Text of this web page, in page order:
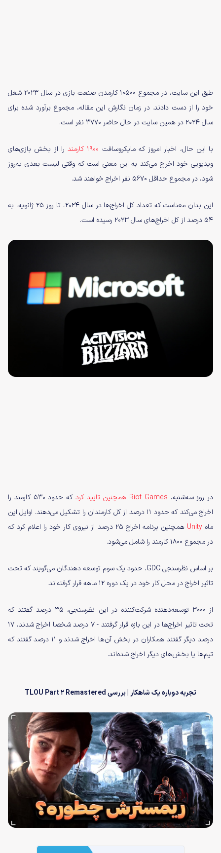
طبق این سایت، در مجموع ۱۰۵۰۰ کارمدن صنعت بازی در سال ۲۰۲۳ شغل
خود را از دست دادند. در زمان نگارش این مقاله، مجموع برآورد شده برای
سال ۲۰۲۴ در همین سایت در حال حاضر ۳۷۷۰ نفر است.
با این حال، اخبار امروز که مایکروسافت ۱۹۰۰ کارمند
را از بخش بازی‌های
ویدیویی خود اخراج می‌کند به این معنی است که وقتی لیست بعدی به‌روز
شود، در مجموع حداقل ۵۶۷۰ نفر اخراج خواهند شد.
این بدان معناست که تعداد کل اخراج‌ها در سال ۲۰۲۴، تا روز ۲۵ ژانویه، به
۵۴ درصد از کل اخراج‌های سال ۲۰۲۳ رسیده است.
در روز سه‌شنبه، Riot Games همچنین تایید کرد
که حدود ۵۳۰ کارمند را
اخراج می‌کند که حدود ۱۱ درصد از کل کارمندان را تشکیل می‌دهند. اوایل این
ماهUnity
همچنین برنامه‌ اخراج ۲۵ درصد از نیروی کار خود را اعلام کرد که
در مجموع ۱۸۰۰ کارمند را شامل می‌شود.
بر اساس نظرسنجی GDC، حدود یک سوم توسعه دهندگان می‌گویند که تحت
تاثیر اخراج در محل کار خود در یک دوره ۱۲ ماهه قرار گرفته‌اند.
از ۳۰۰۰ توسعه‌دهنده شرکت‌کننده در این نظرسنجی، ۳۵ درصد گفتند که
تحت تاثیر اخراج‌ها در این بازه قرار گرفتند - ۷ درصد شخصا اخراج شدند، ۱۷
درصد دیگر گفتند همکاران در بخش آن‌ها اخراج شدند و ۱۱ درصد گفتند که
تیم‌ها یا بخش‌های دیگر اخراج شده‌اند.
تجربه دوباره یک شاهکار | بررسی TLOU Part 2 Remastered